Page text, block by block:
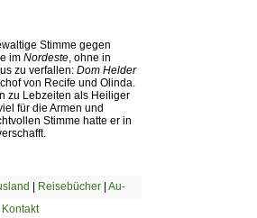
Stimme gegen
im Nordeste , ohne in
zu verfallen: Dom Helder
von Recife und Olinda.
zu Lebzeiten als Heiliger
für die Armen und
Stimme hatte er in
| Reisebücher| Au-
Kontakt